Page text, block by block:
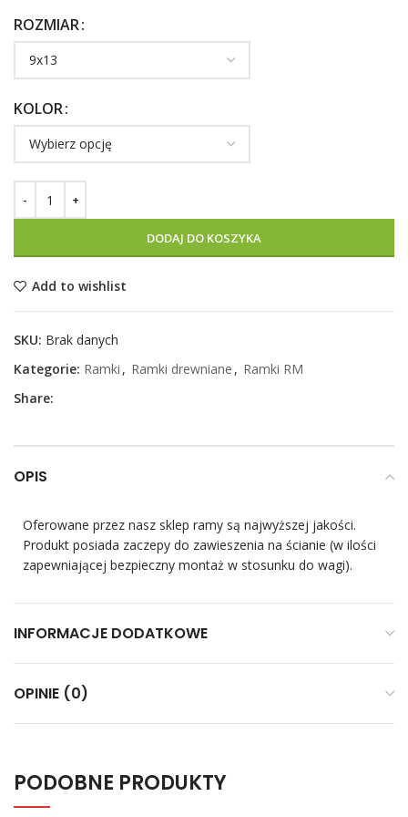
ROZMIAR
KOLOR
DODAJ DO KOSZYKA
Add to wishlist
SKU: Brak danych
Kategorie: Ramki , Ramki drewniane , Ramki RM
Share:
OPIS
Oferowane przez nasz sklep ramy są najwyższej jakości.
Produkt posiada zaczepy do zawieszenia na ścianie (w ilości
zapewniającej bezpieczny montaż w stosunku do wagi).
INFORMACJE DODATKOWE
OPINIE (0)
PODOBNE PRODUKTY